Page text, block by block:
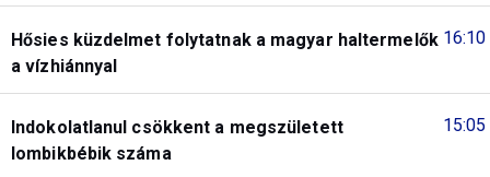
16:10
Hősies küzdelmet folytatnak a magyar haltermelők
a vízhiánnyal
15:05
Indokolatlanul csökkent a megszületett
lombikbébik száma